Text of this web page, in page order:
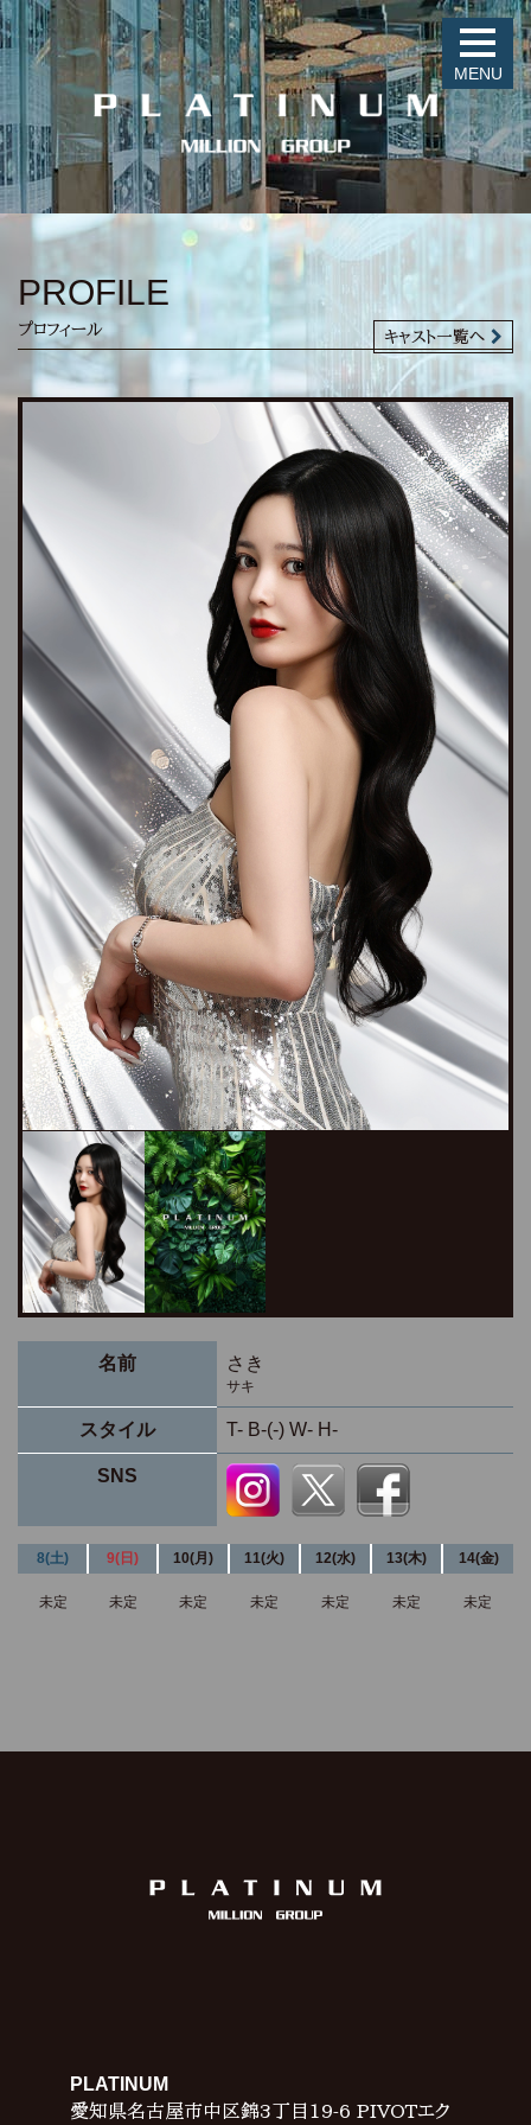
MENU
PROFILE
プロフィール キャスト一覧へ
名前 さき
サキ
スタイル T- B-(-) W- H-
SNS
8(土) 9(日) 10(月) 11(火) 12(水) 13(木) 14(金)
未定 未定 未定 未定 未定 未定 未定
PLATINUM
愛知県名古屋市中区錦3丁目19-6 PIVOTエク